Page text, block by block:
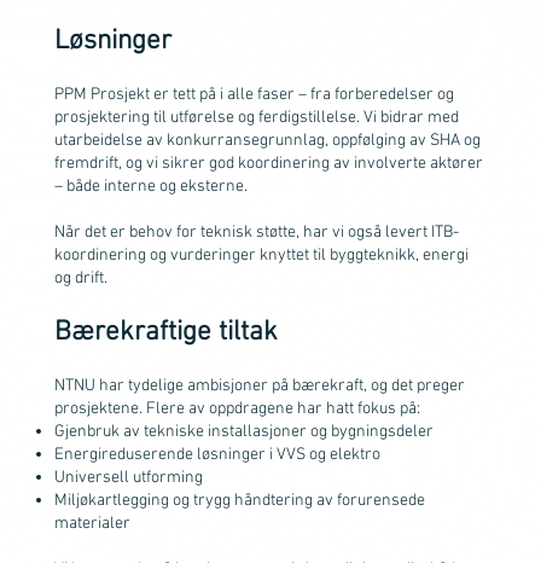
Løsninger
PPM Prosjekt er tett på i alle faser – fra forberedelser og
prosjektering til utførelse og ferdigstillelse. Vi bidrar med
utarbeidelse av konkurransegrunnlag, oppfølging av SHA og
fremdrift, og vi sikrer god koordinering av involverte aktører
– både interne og eksterne.
Når det er behov for teknisk støtte, har vi også levert ITB-
koordinering og vurderinger knyttet til byggteknikk, energi
og drift.
Bærekraftige tiltak
NTNU har tydelige ambisjoner på bærekraft, og det preger
prosjektene. Flere av oppdragene har hatt fokus på:
Gjenbruk av tekniske installasjoner og bygningsdeler
Energireduserende løsninger i VVS og elektro
Universell utforming
Miljøkartlegging og trygg håndtering av forurensede
materialer